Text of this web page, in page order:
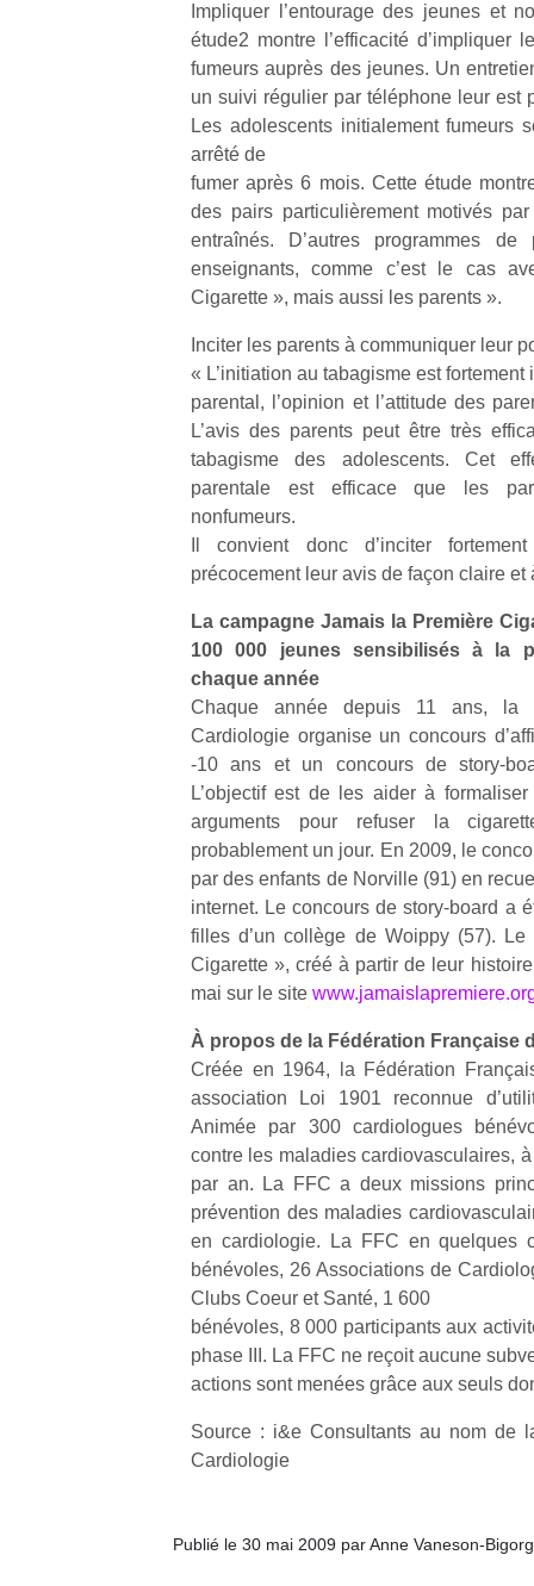
Impliquer l’entourage des jeunes et
étude2 montre l’efficacité d’impliquer
fumeurs auprès des jeunes. Un
un suivi régulier par téléphone leur est
Les adolescents initialement fumeurs
arrêté de
fumer après 6 mois. Cette étude
des pairs particulièrement motivés
entraînés. D’autres programmes
enseignants, comme c’est le cas
Cigarette », mais aussi les parents ».
Inciter les parents à communiquer leur
« L’initiation au tabagisme est
parental, l’opinion et l’attitude des
L’avis des parents peut être très
tabagisme des adolescents. Cet
parentale est efficace que les
nonfumeurs.
Il convient donc d’inciter
précocement leur avis de façon claire et
La campagne Jamais la Première
100 000 jeunes sensibilisés à la
chaque année
Chaque année depuis 11 ans, la
Cardiologie organise un concours
-10 ans et un concours de story-
L’objectif est de les aider à
arguments pour refuser la
probablement un jour. En 2009, le
par des enfants de Norville (91) en
internet. Le concours de story-board a
filles d’un collège de Woippy (57).
Cigarette », créé à partir de leur
mai sur le site
À propos de la Fédération Française
Créée en 1964, la Fédération
association Loi 1901 reconnue
Animée par 300 cardiologues
contre les maladies cardiovasculaires,
par an. La FFC a deux missions
prévention des maladies
en cardiologie. La FFC en quelques
bénévoles, 26 Associations de
Clubs Coeur et Santé, 1 600
bénévoles, 8 000 participants aux
phase III. La FFC ne reçoit aucune
actions sont menées grâce aux seuls
Source : i&e Consultants au nom de
Cardiologie
Publié le 30 mai 2009 par Anne Vaneson-
…
NextGen,
une
nouvelle
trottinette
mécanique
Beeper
Les
enfants
débordent
souvent
d’énergie.
occupations
n’est pas
divertissement,
Des
trampolines
pour les
grands et
les petits !
Durant les
estivales
et avec le
retour des
beaux
l’occasion
de…